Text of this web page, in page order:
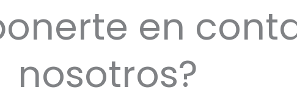
en
nosotros?